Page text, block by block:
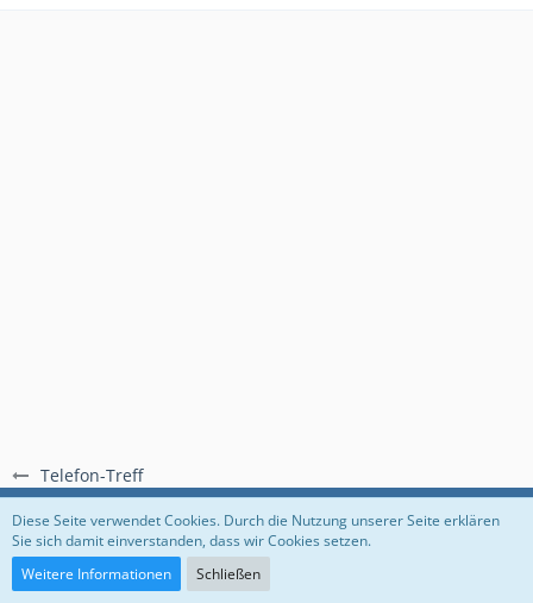
Telefon-Treff
Regeln Datenschutzerklärung Impressum
Community-Software:
Diese Seite verwendet Cookies. Durch die Nutzung unserer Seite erklären
Sie sich damit einverstanden, dass wir Cookies setzen.
Weitere Informationen
Schließen